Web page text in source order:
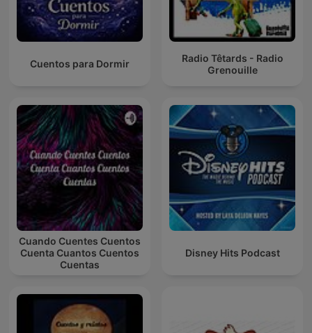
Cuentos para Dormir
Radio Têtards - Radio
Grenouille
Cuando Cuentes Cuentos
Cuenta Cuantos Cuentos
Cuentas
Disney Hits Podcast